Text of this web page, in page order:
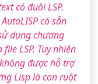
có đuôi LSP.
có sẵn
dụng chương
LSP. Tuy nhiên
được hỗ trợ
Lisp là con ruột